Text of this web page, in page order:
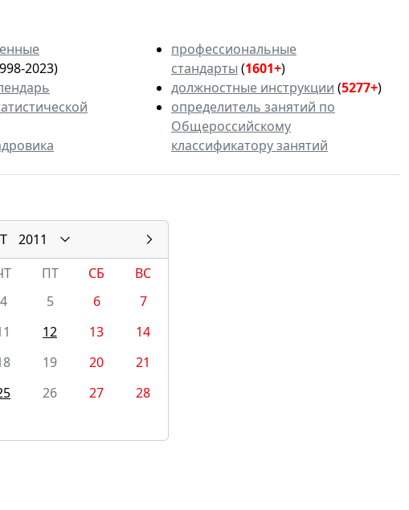
2023)
профессиональные
стандарты (1601+)
должностные инструкции (5277+)
определитель занятий по
Общероссийскому
классификатору занятий
2011
ПТ СБ
ВС
4 5 6
7
12 13
14
19 20
21
26 27
28